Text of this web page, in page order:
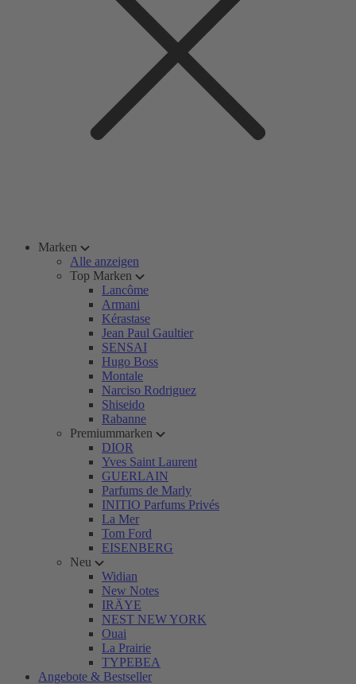
Marken
Alle anzeigen
Top Marken
Lancôme
Armani
Kérastase
Jean Paul Gaultier
SENSAI
Hugo Boss
Montale
Narciso Rodriguez
Shiseido
Rabanne
Premiummarken
DIOR
Yves Saint Laurent
GUERLAIN
Parfums de Marly
INITIO Parfums Privés
La Mer
Tom Ford
EISENBERG
Neu
Widian
New Notes
IRÄYE
NEST NEW YORK
Ouai
La Prairie
TYPEBEA
Angebote & Bestseller